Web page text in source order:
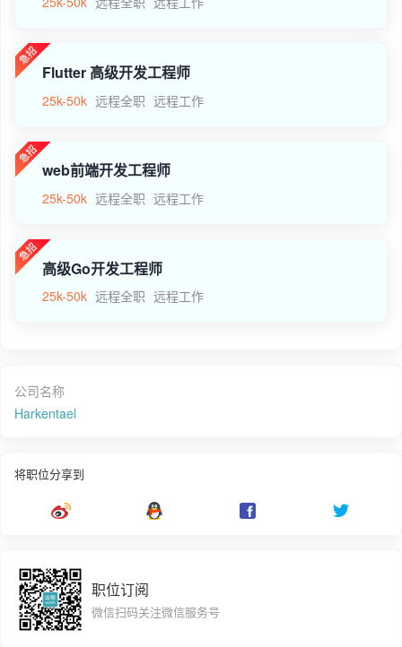
Flutter 高级开发工程师
25k-50k 远程全职 远程工作
web前端开发工程师
25k-50k 远程全职 远程工作
高级Go开发工程师
25k-50k 远程全职 远程工作
公司名称
Harkentael
将职位分享到
职位订阅
微信扫码关注微信服务号